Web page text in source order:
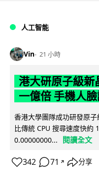
人工智能
Vin 21 小時
港大研原子級新
一億倍 手機人
香港大學團隊成功研發原
比傳統 CPU 搜尋速度快約
0.00000000...
閱讀全文
342 71 ↗ 分享